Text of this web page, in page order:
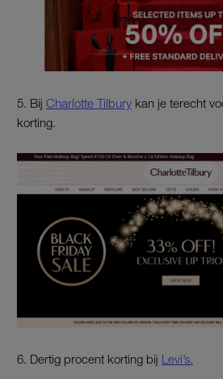
5. Bij Charlotte Tilbury kan je terecht
korting.
6. Dertig procent korting bij Levi’s.